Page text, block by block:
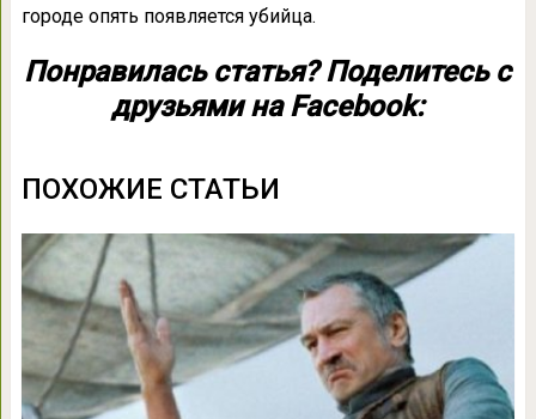
городе опять появляется убийца.
Понравилась статья? Поделитесь с
друзьями на Facebook:
ПОХОЖИЕ СТАТЬИ